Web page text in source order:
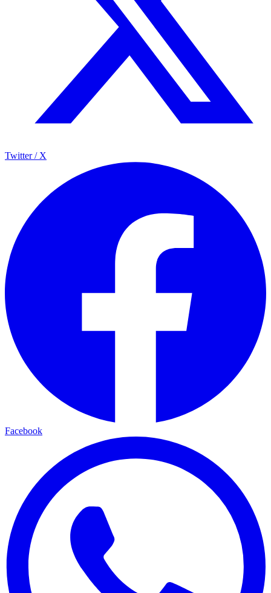
Twitter / X
Facebook